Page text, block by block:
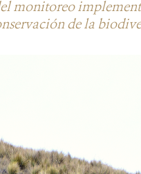
monitoreo
de la